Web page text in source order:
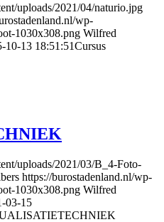
uploads/2021/04/naturio.jpg
wp-
1030x308.png Wilfred
10-13 18:51:51Cursus
uploads/2021/03/B_4-Foto-
https://burostadenland.nl/wp-
1030x308.png Wilfred
03-15